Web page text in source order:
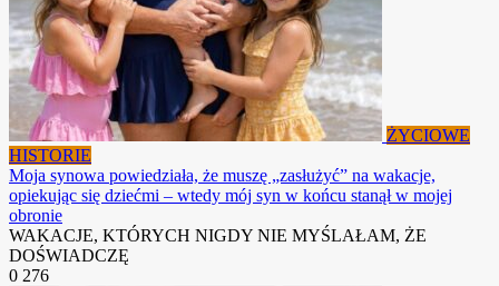
ŻYCIOWE
HISTORIE
Moja synowa powiedziała, że ​​muszę „zasłużyć” na wakacje,
opiekując się dziećmi – wtedy mój syn w końcu stanął w mojej
obronie
WAKACJE, KTÓRYCH NIGDY NIE MYŚLAŁAM, ŻE
DOŚWIADCZĘ
0 276